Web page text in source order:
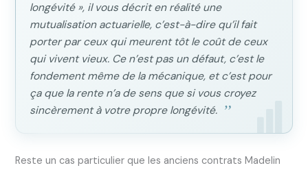
longévité », il vous décrit en réalité une
mutualisation actuarielle, c’est-à-dire qu’il fait
porter par ceux qui meurent tôt le coût de ceux
qui vivent vieux. Ce n’est pas un défaut, c’est le
fondement même de la mécanique, et c’est pour
ça que la rente n’a de sens que si vous croyez
sincèrement à votre propre longévité.
Reste un cas particulier que les anciens contrats Madelin